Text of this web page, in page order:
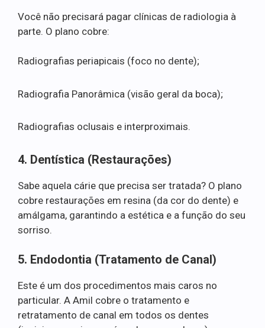
Você não precisará pagar clínicas de radiologia à
parte. O plano cobre:
Radiografias periapicais (foco no dente);
Radiografia Panorâmica (visão geral da boca);
Radiografias oclusais e interproximais.
4. Dentística (Restaurações)
Sabe aquela cárie que precisa ser tratada? O plano
cobre restaurações em resina (da cor do dente) e
amálgama, garantindo a estética e a função do seu
sorriso.
5. Endodontia (Tratamento de Canal)
Este é um dos procedimentos mais caros no
particular. A Amil cobre o tratamento e
retratamento de canal em todos os dentes